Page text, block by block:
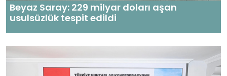
Beyaz Saray: 229 milyar doları aşan
usulsüzlük tespit edildi